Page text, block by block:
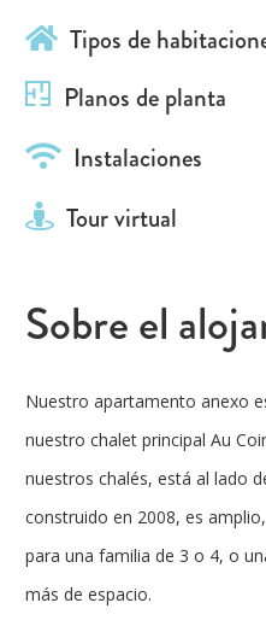
Tipos de
Planos de planta
Instalaciones
Tour virtual
Sobre el
Nuestro apartamento anexo
nuestro chalet principal Au
nuestros chalés, está al lado
construido en 2008, es
para una familia de 3 o 4, o
más de espacio.